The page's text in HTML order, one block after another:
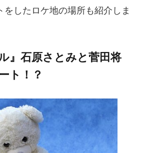
をしたロケ地の場所も紹介しま
』石原さとみと菅田将
ト！？